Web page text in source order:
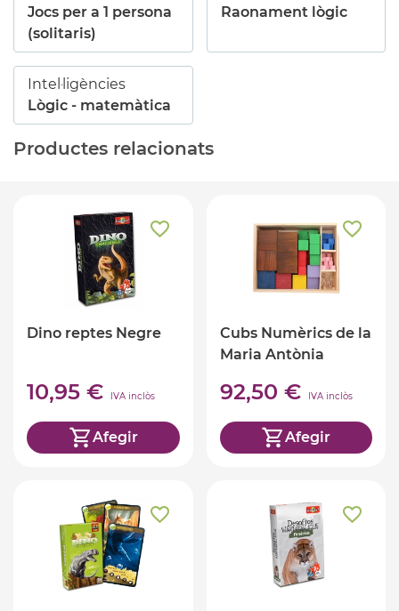
Jocs per a 1 persona
(solitaris)
Raonament lògic
Intel·ligències
Lògic - matemàtica
Productes relacionats
Dino reptes Negre
10,95 € IVA inclòs
Afegir
Cubs Numèrics de la
Maria Antònia
92,50 € IVA inclòs
Afegir